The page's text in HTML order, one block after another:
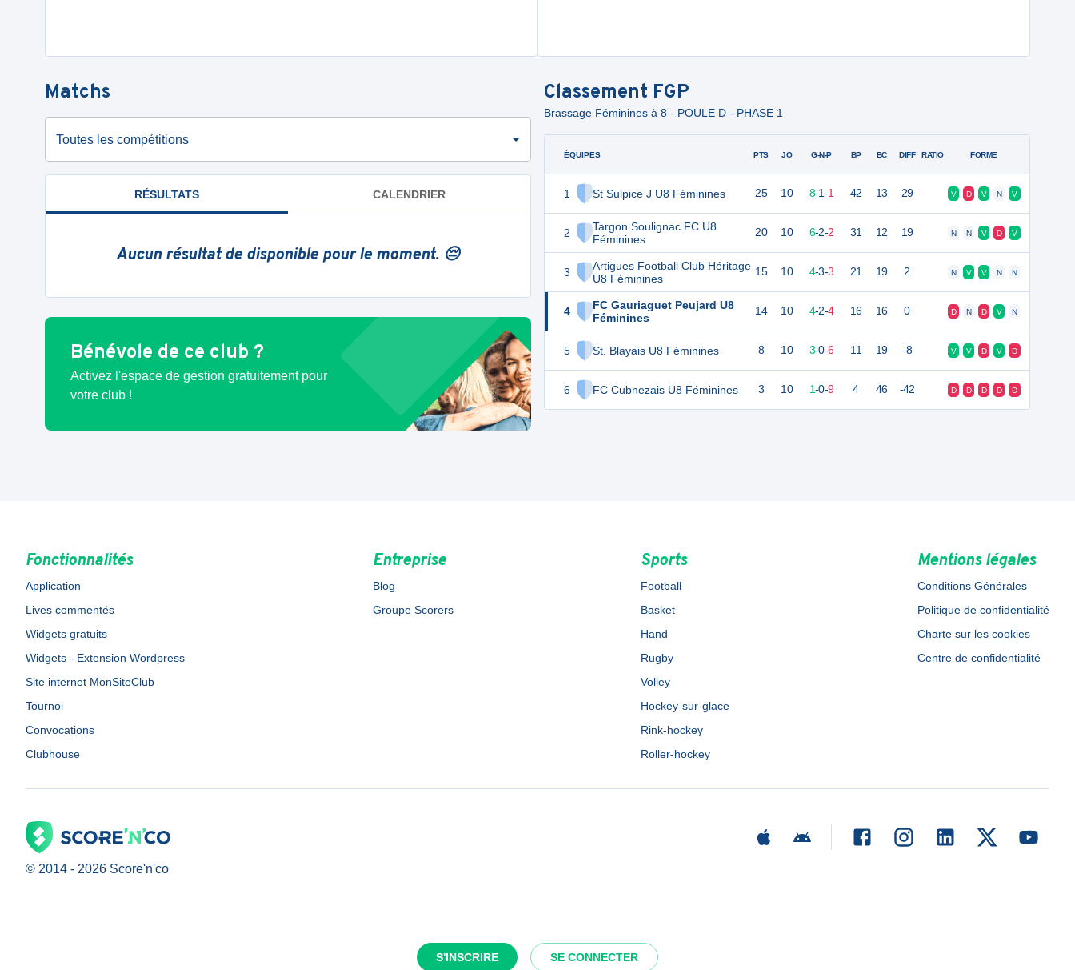
S'INSCRIRE SE CONNECTER
Matchs
Toutes les compétitions
RÉSULTATS CALENDRIER
Aucun résultat de disponible pour le moment. 😔
Bénévole de ce club ?
Activez l'espace de gestion gratuitement pour
votre club !
Classement FGP
Brassage Féminines à 8 - POULE D - PHASE 1
ÉQUIPES
1 St Sulpice J U8 Féminines
2
Targon Soulignac FC U8
Féminines
3
Artigues Football Club Héritage
U8 Féminines
4
FC Gauriaguet Peujard U8
Féminines
5 St. Blayais U8 Féminines
6 FC Cubnezais U8 Féminines
PTS JO G-N-P BP BC DIFF RATIO FORME
25 10 8-1-1 42 13 29 V D V N V
20 10 6-2-2 31 12 19 N N V D V
15 10 4-3-3 21 19 2 N V V N N
14 10 4-2-4 16 16 0 D N D V N
8 10 3-0-6 11 19 -8 V V D V D
3 10 1-0-9 4 46 -42 D D D D D
Fonctionnalités
Application
Lives commentés
Widgets gratuits
Widgets - Extension Wordpress
Site internet MonSiteClub
Tournoi
Convocations
Clubhouse
Entreprise
Blog
Groupe Scorers
Sports
Football
Basket
Hand
Rugby
Volley
Hockey-sur-glace
Rink-hockey
Roller-hockey
Mentions légales
Conditions Générales
Politique de confidentialité
Charte sur les cookies
Centre de confidentialité
© 2014 - 2026 Score'n'co